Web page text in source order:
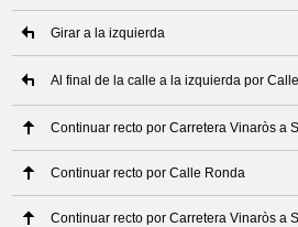
Girar a la izquierda
Al final de la calle a la izquierda por
Continuar recto por Carretera Vinaròs a
Continuar recto por Calle Ronda
Continuar recto por Carretera Vinaròs a